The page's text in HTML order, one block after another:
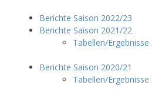
Berichte Saison 2022/23
Berichte Saison 2021/22
Tabellen/
Berichte Saison 2020/21
Tabellen/Ergebnisse